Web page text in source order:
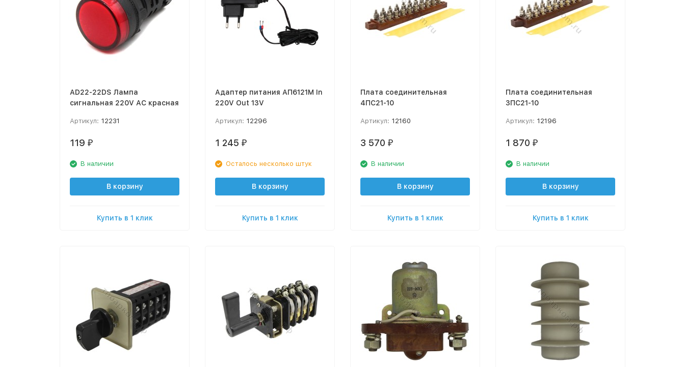
AD22-22DS Лампа
сигнальная 220V AC красная
Артикул: 12231
119 ₽
В наличии
В корзину
Купить в 1 клик
Адаптер питания АП6121М In
220V Out 13V
Артикул: 12296
1 245 ₽
Осталось несколько штук
В корзину
Купить в 1 клик
Плата соединительная
4ПС21-10
Артикул: 12160
3 570 ₽
В наличии
В корзину
Купить в 1 клик
Плата соединительная
3ПС21-10
Артикул: 12196
1 870 ₽
В наличии
В корзину
Купить в 1 клик